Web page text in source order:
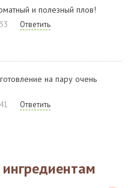
и полезный плов!
Ответить
на пару очень
Ответить